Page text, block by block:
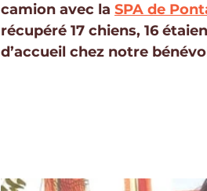
camion avec la SPA de
récupéré 17 chiens, 16
d’accueil chez notre